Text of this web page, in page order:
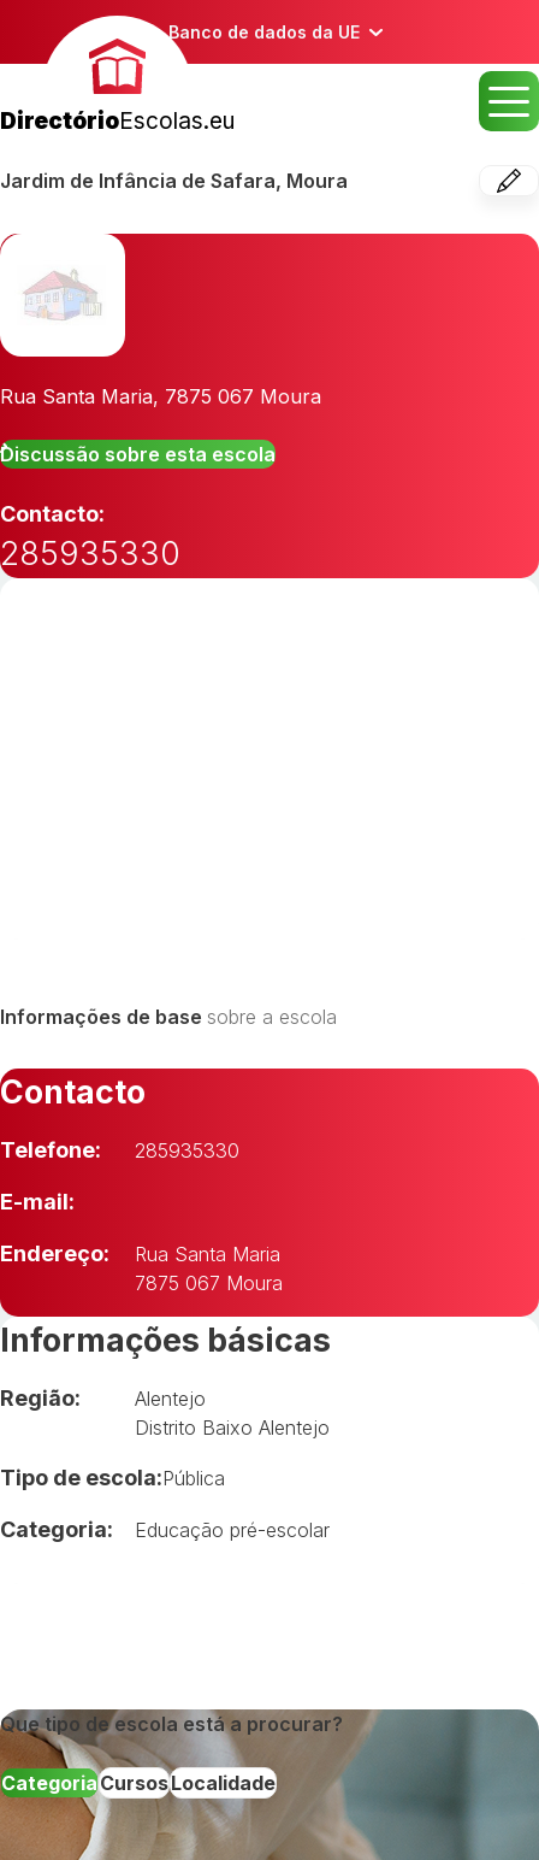
Banco de dados da UE
DirectórioEscolas.eu
Jardim de Infância de Safara, Moura
Rua Santa Maria, 7875 067 Moura
Discussão sobre esta escola
Contacto:
285935330
Informações de base sobre a escola
Contacto
Telefone: 285935330
E-mail:
Endereço:
Rua Santa Maria
7875 067 Moura
Informações básicas
Região:
Alentejo
Distrito Baixo Alentejo
Tipo de escola:Pública
Categoria: Educação pré-escolar
Que tipo de escola está a procurar?
CategoriaCursosLocalidade